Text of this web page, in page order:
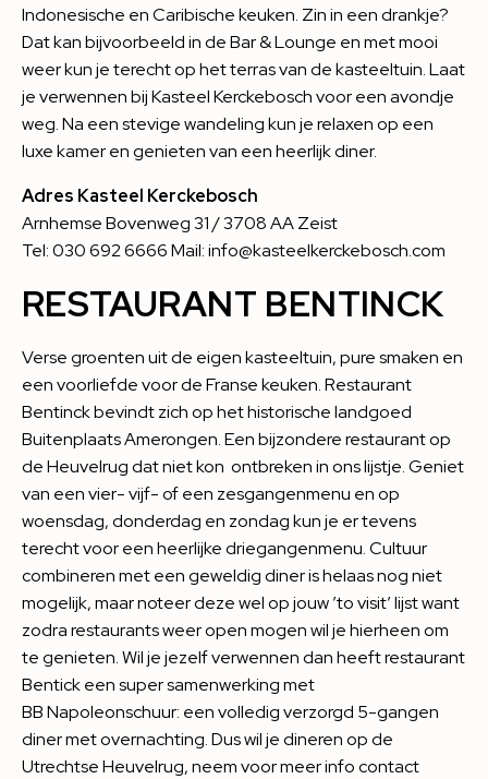
Indonesische en Caribische keuken. Zin in een drankje?
Dat kan bijvoorbeeld in de Bar & Lounge en met mooi
weer kun je terecht op het terras van de kasteeltuin. Laat
je verwennen bij Kasteel Kerckebosch voor een avondje
weg. Na een stevige wandeling kun je relaxen op een
luxe kamer en genieten van een heerlijk diner.
Adres Kasteel Kerckebosch
Arnhemse Bovenweg 31 / 3708 AA Zeist
Tel: 030 692 6666 Mail: info@kasteelkerckebosch.com
RESTAURANT BENTINCK
Verse groenten uit de eigen kasteeltuin, pure smaken en
een voorliefde voor de Franse keuken.Restaurant
Bentinckbevindt zich op het historische landgoed
Buitenplaats Amerongen. Een bijzondere restaurant op
de Heuvelrug dat niet kon ontbreken in ons lijstje. Geniet
van een vier- vijf- of een zesgangenmenu en op
woensdag, donderdag en zondag kun je er tevens
terecht voor een heerlijke driegangenmenu. Cultuur
combineren met een geweldig diner is helaas nog niet
mogelijk, maar noteer deze wel op jouw ’to visit’ lijst want
zodra restaurants weer open mogen wil je hierheen om
te genieten. Wil je jezelf verwennen dan heeft restaurant
Bentick een super samenwerking met
BB Napoleonschuur: een volledig verzorgd 5-gangen
diner met overnachting. Dus wil je dineren op de
Utrechtse Heuvelrug, neem voor meer info contact